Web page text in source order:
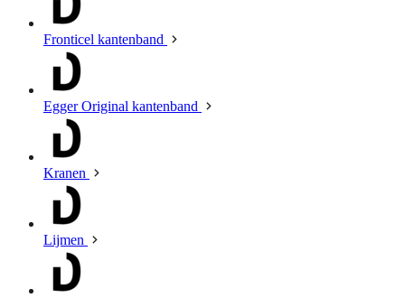
Fronticel kantenband
Egger Original kantenband
Kranen
Lijmen